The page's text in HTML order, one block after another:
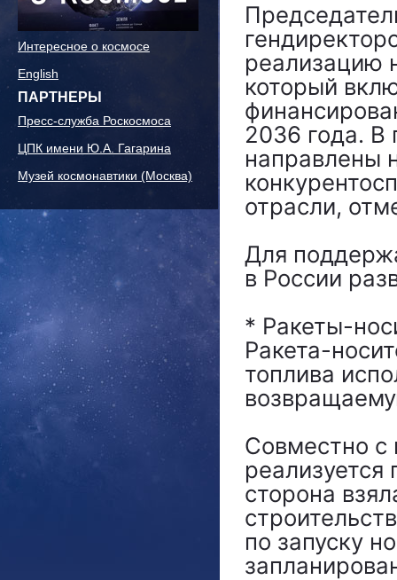
Интересное о космосе
English
ПАРТНЕРЫ
Пресс-служба Роскосмоса
ЦПК имени Ю.А. Гагарина
Музей космонавтики (Москва)
реализацию
который
2036 года. В
направлены
отрасли,
Для
в России
* Ракеты-
Ракета-
топлива
Совместно с
реализуется
сторона
по запуску